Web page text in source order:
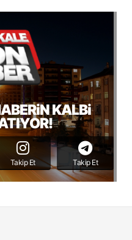
KALBi
Takip Et Takip Et